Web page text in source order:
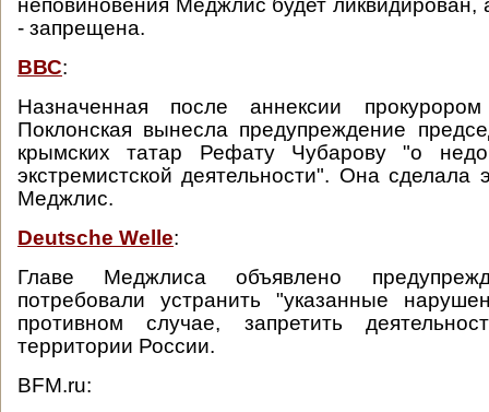
неповиновения Меджлис будет ликвидирован,
- запрещена.
ВВС:
Назначенная после аннексии
Поклонская вынесла предупреждение
крымских татар Рефату Чубарову "о
экстремистской деятельности". Она сделала
Меджлис.
Deutsche Welle:
Главе Меджлиса объявлено
потребовали устранить "указанные
противном случае, запретить
территории России.
BFM.ru: